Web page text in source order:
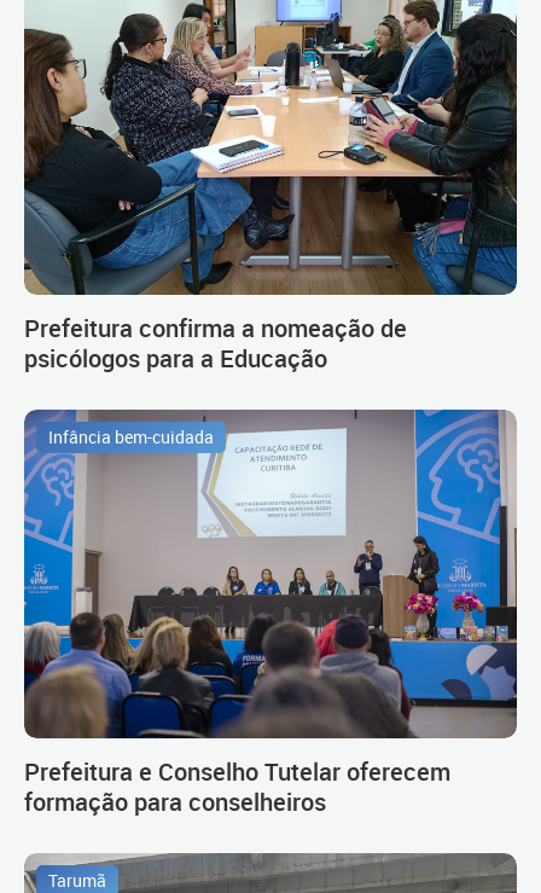
Prefeitura confirma a nomeação de
psicólogos para a Educação
Infância bem-cuidada
Prefeitura e Conselho Tutelar oferecem
formação para conselheiros
Tarumã